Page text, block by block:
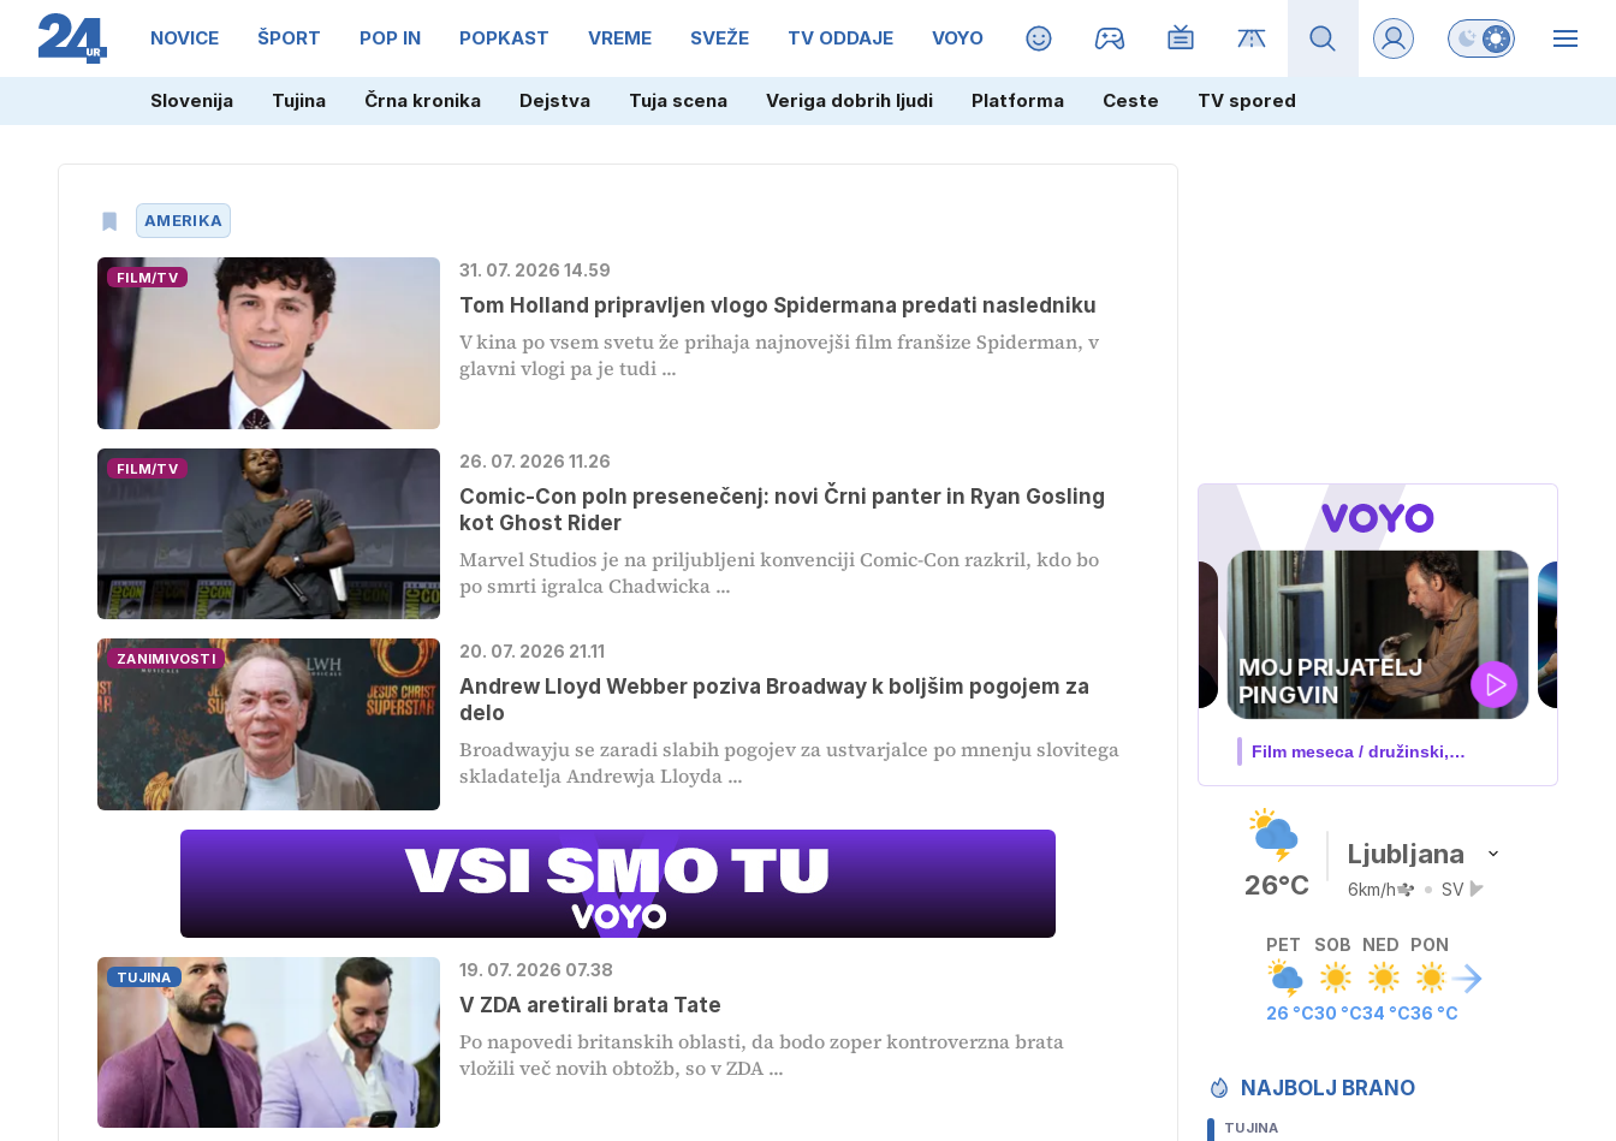
NOVICE ŠPORT POP IN POPKAST VREME SVEŽE TV ODDAJE VOYO MAGAZIN Preklopi barvni
Slovenija Tujina Črna kronika Dejstva Tuja scena Veriga dobrih ljudi Platforma Ceste TV spored
AMERIKA
FILM/TV 31. 07. 2026 14.59
Tom Holland pripravljen vlogo Spidermana predati nasledniku
V kina po vsem svetu že prihaja najnovejši film franšize Spiderman, v
glavni vlogi pa je tudi ...
FILM/TV 26. 07. 2026 11.26
Comic-Con poln presenečenj: novi Črni panter in Ryan Gosling
kot Ghost Rider
Marvel Studios je na priljubljeni konvenciji Comic-Con razkril, kdo bo
po smrti igralca Chadwicka ...
ZANIMIVOSTI 20. 07. 2026 21.11
Andrew Lloyd Webber poziva Broadway k boljšim pogojem za
delo
Broadwayju se zaradi slabih pogojev za ustvarjalce po mnenju slovitega
skladatelja Andrewja Lloyda ...
TUJINA 19. 07. 2026 07.38
V ZDA aretirali brata Tate
Po napovedi britanskih oblasti, da bodo zoper kontroverzna brata
vložili več novih obtožb, so v ZDA ...
PINGVIN
Film meseca / družinski,
UEFA
SUPERPOKAL
V živo na VOYO: sreda ob 20.30
26°C
Ljubljana
6km/h SV
PET
26 °C
SOB
30 °C
NED
34 °C
PON
36 °C
NAJBOLJ BRANO
TUJINA